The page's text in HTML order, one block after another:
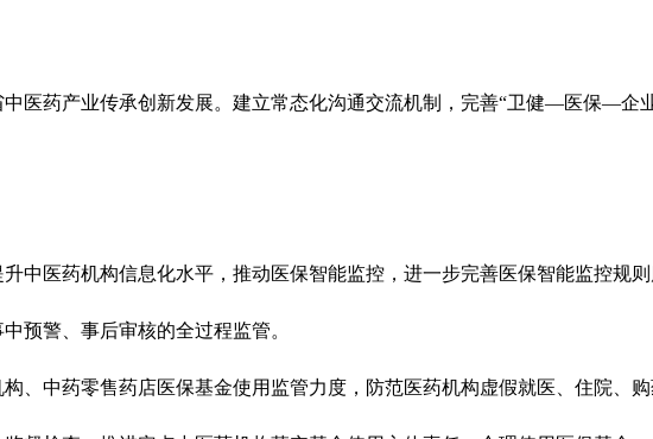
药产业传承创新发展。建立常态化沟通交流机制，完善“卫健—医保—企
医药机构信息化水平，推动医保智能监控，进一步完善医保智能监控规
预警、事后审核的全过程监管。
中药零售药店医保基金使用监管力度，防范医药机构虚假就医、住院、购